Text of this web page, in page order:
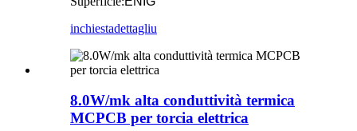
inchiestadettagliu
8.0W/mk alta conduttività termica
MCPCB per torcia elettrica